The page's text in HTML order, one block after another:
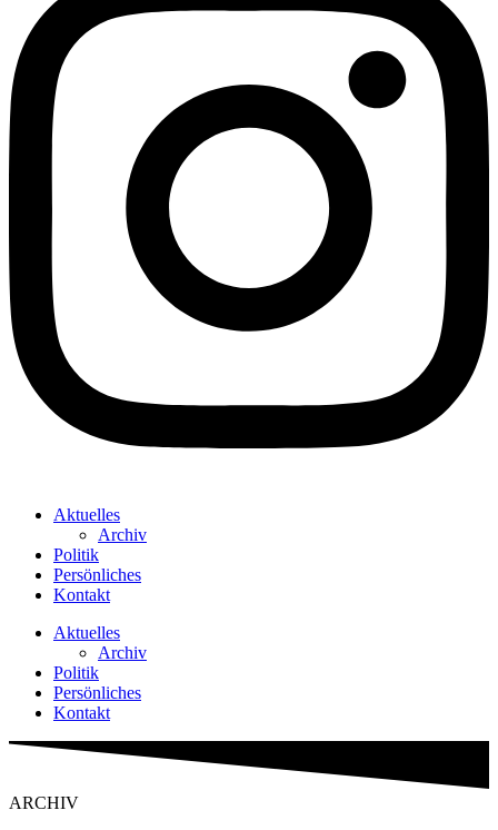
Aktu­el­les
Archiv
Poli­tik
Per­sön­li­ches
Kon­takt
Aktu­el­les
Archiv
Poli­tik
Per­sön­li­ches
Kon­takt
ARCHIV